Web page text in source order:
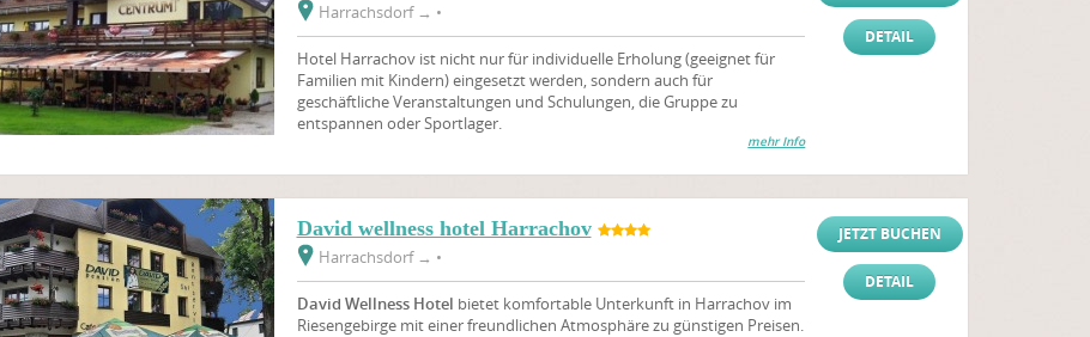
Harrachsdorf → •
Hotel Harrachov ist nicht nur für individuelle Erholung (geeignet für
Familien mit Kindern) eingesetzt werden, sondern auch für
geschäftliche Veranstaltungen und Schulungen, die Gruppe zu
entspannen oder Sportlager.
mehr Info
DETAIL
David wellness hotel Harrachov
Harrachsdorf → •
David Wellness Hotel bietet komfortable Unterkunft in Harrachov im
Riesengebirge mit einer freundlichen Atmosphäre zu günstigen Preisen.
JETZT BUCHEN
DETAIL